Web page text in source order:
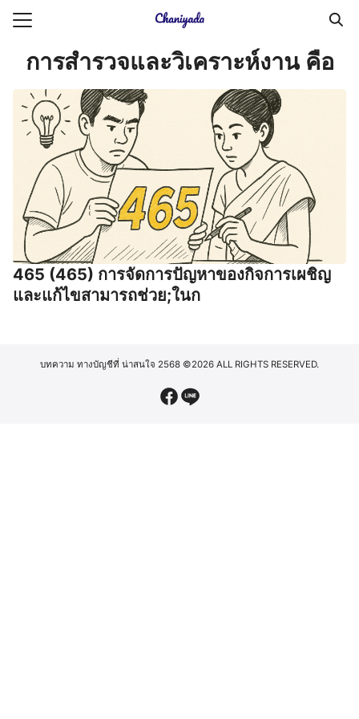
Skip
ยความเป็นส่วนตัว
ญชี (Accounting service)
ญชี (Accounting
for:การสํารวจและวิเคราะห์งาน คือ
465 (465) การจัดการปัญหาของกิจการเผชิญ
และแก้ไขสามารถช่วย;ในก
บทความ ทางบัญชีที่ น่าสนใจ 2568 ©2026 ALL RIGHTS RESERVED.